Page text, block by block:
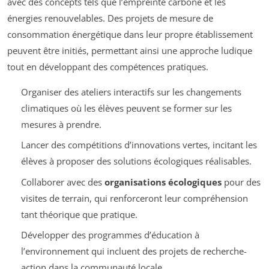
énergies renouvelables. Des projets de mesure de
consommation énergétique dans leur propre établissement
peuvent être initiés, permettant ainsi une approche ludique
tout en développant des compétences pratiques.
Organiser des ateliers interactifs sur les changements
climatiques où les élèves peuvent se former sur les
mesures à prendre.
Lancer des compétitions d’innovations vertes, incitant les
élèves à proposer des solutions écologiques réalisables.
Collaborer avec des organisations écologiquespour des
visites de terrain, qui renforceront leur compréhension
tant théorique que pratique.
Développer des programmes d’éducation à
l’environnement qui incluent des projets de recherche-